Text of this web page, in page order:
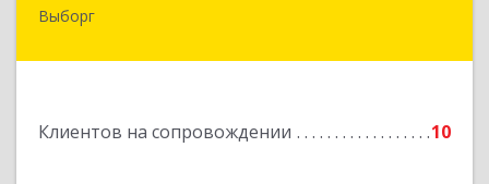
Выборг
Клиентов на сопровождении 10
188800, Ленинградская обл, Выборгский р-н,